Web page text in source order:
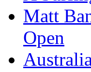
Matt
Open